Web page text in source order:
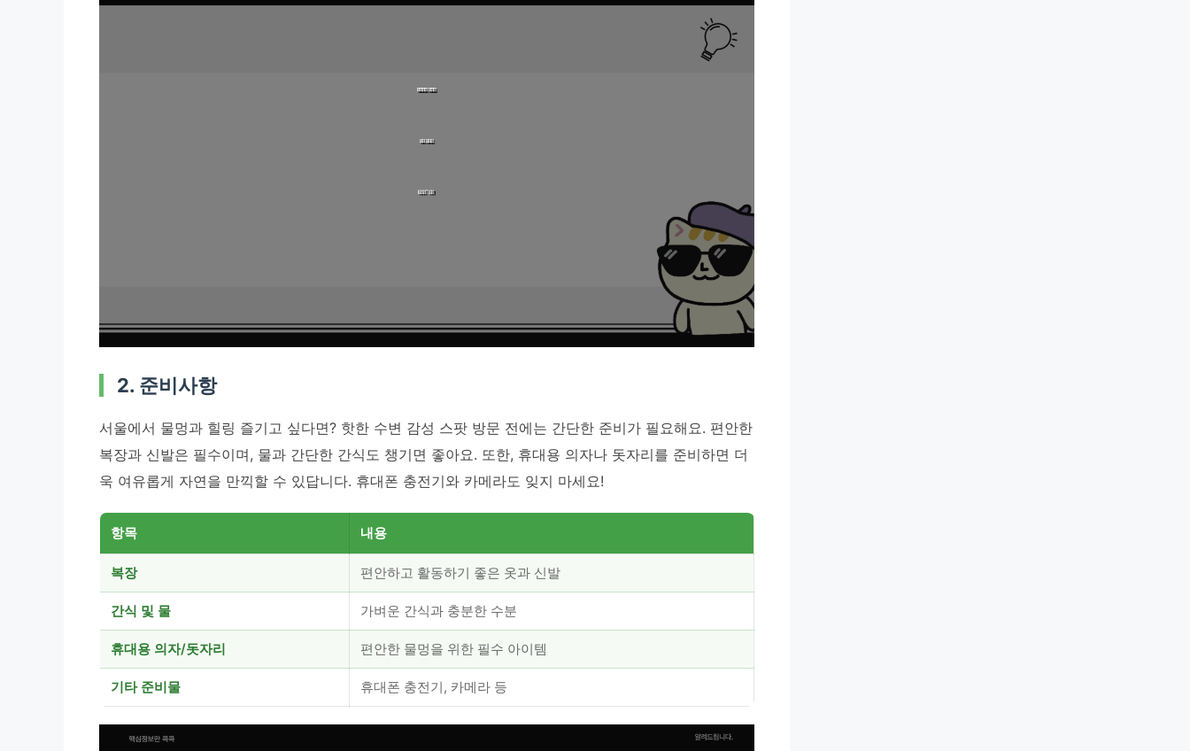
2. 준비사항
서울에서 물멍과 힐링 즐기고 싶다면? 핫한 수변 감성 스팟 방문 전에는 간단한 준비가 필요해요. 편안한
복장과 신발은 필수이며, 물과 간단한 간식도 챙기면 좋아요. 또한, 휴대용 의자나 돗자리를 준비하면 더
욱 여유롭게 자연을 만끽할 수 있답니다. 휴대폰 충전기와 카메라도 잊지 마세요!
항목 내용
복장 편안하고 활동하기 좋은 옷과 신발
간식 및 물 가벼운 간식과 충분한 수분
휴대용 의자/돗자리 편안한 물멍을 위한 필수 아이템
기타 준비물 휴대폰 충전기, 카메라 등